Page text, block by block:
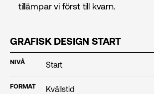
tillämpar vi först till kvarn.
GRAFISK DESIGN START
NIVÅ Start
FORMAT Kvällstid